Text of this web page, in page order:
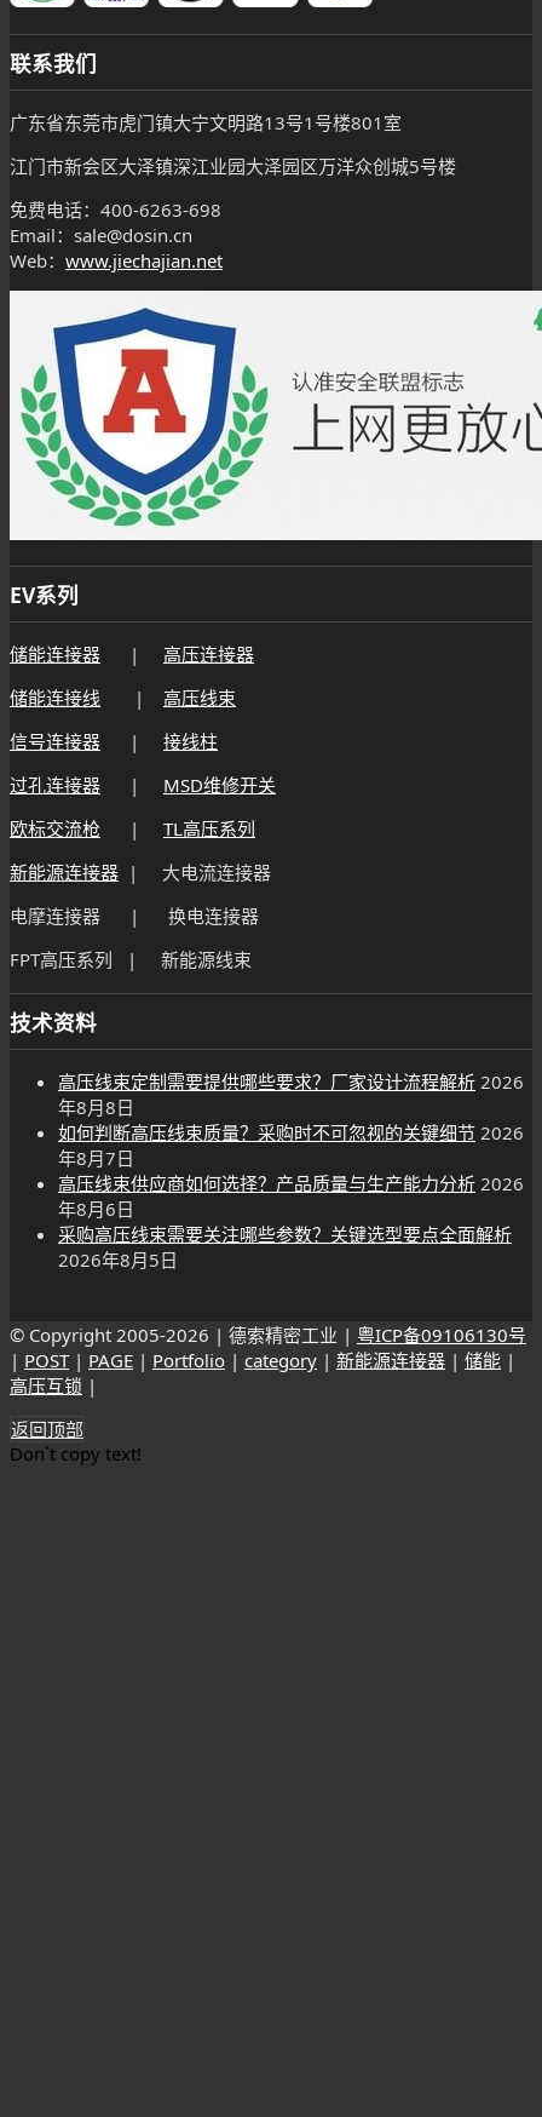
联系我们
广东省东莞市虎门镇大宁文明路13号1号楼801室
江门市新会区大泽镇深江业园大泽园区万洋众创城5号楼
免费电话：400-6263-698
Email：sale@dosin.cn
Web： www.jiechajian.net
EV系列
储能连接器 | 高压连接器
储能连接线 | 高压线束
信号连接器 | 接线柱
过孔连接器 | MSD维修开关
欧标交流枪 | TL高压系列
新能源连接器 | 大电流连接器
电摩连接器 | 换电连接器
FPT高压系列 | 新能源线束
技术资料
高压线束定制需要提供哪些要求？厂家设计流程解析 2026
年8月8日
如何判断高压线束质量？采购时不可忽视的关键细节 2026
年8月7日
高压线束供应商如何选择？产品质量与生产能力分析 2026
年8月6日
采购高压线束需要关注哪些参数？关键选型要点全面解析
2026年8月5日
© Copyright 2005-2026 | 德索精密工业 | 粤ICP备09106130号
| POST| PAGE | Portfolio | category | 新能源连接器 | 储能 |
高压互锁 |
返回顶部
Don`t copy text!